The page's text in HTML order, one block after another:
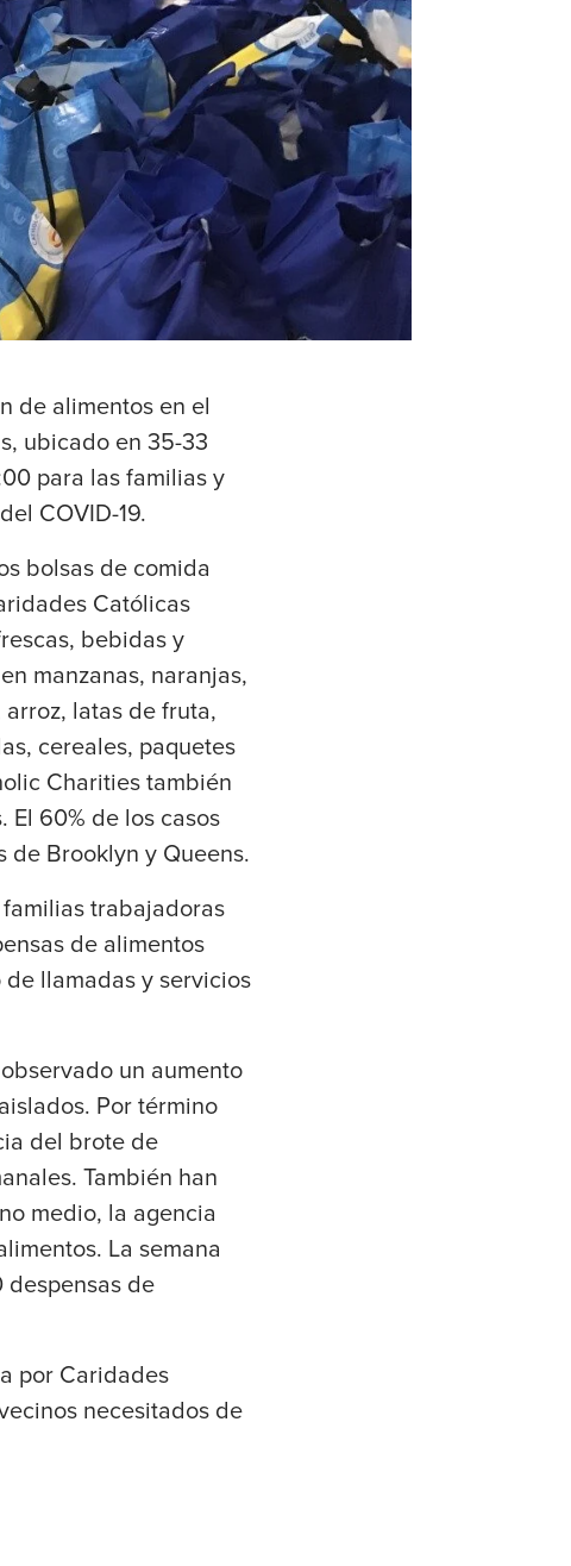
de alimentos en el
ubicado en 35-33
para las familias y
COVID-19.
bolsas de comida
Católicas
bebidas y
manzanas, naranjas,
latas de fruta,
cereales, paquetes
Charities también
El 60% de los casos
de Brooklyn y Queens.
trabajadoras
de alimentos
llamadas y servicios
un aumento
Por término
del brote de
También han
medio, la agencia
La semana
despensas de
por Caridades
necesitados de